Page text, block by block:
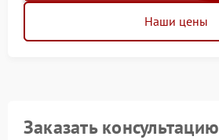
Наши цены
Заказать консультацию